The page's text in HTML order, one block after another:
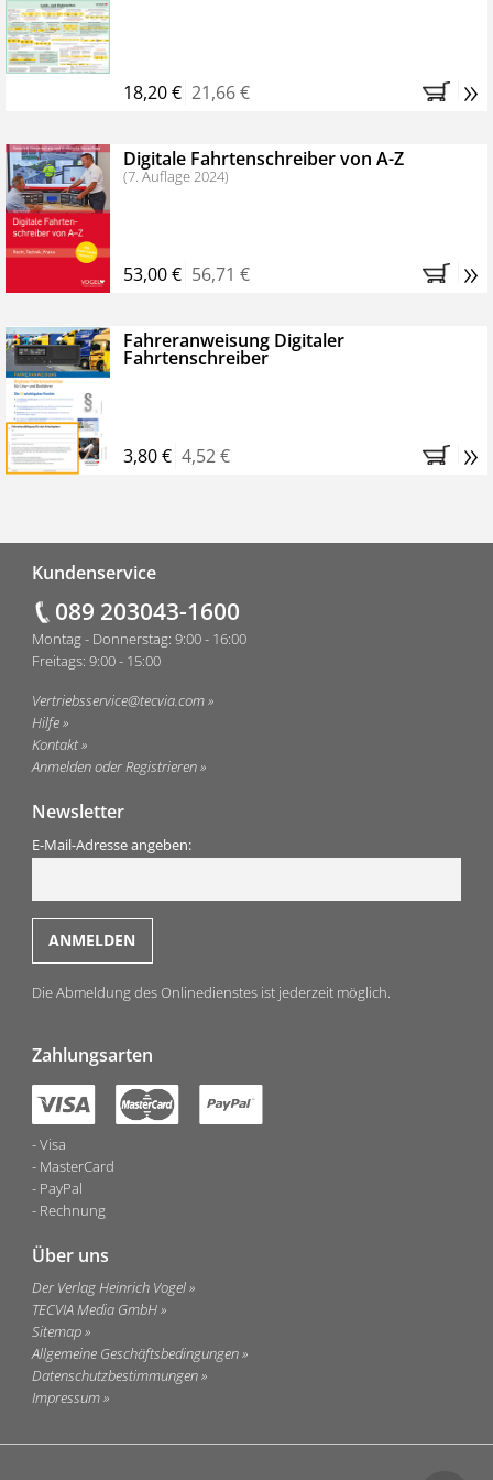
Bestellen Sie jetzt das VerkehrsRundschau Profipaket im
Kennenlern-Abo für zwei Monate (inkl. der derzeitig
Monaten brauchen Sie nichts weiter tun, das
Abonnement endet automatisch, es entstehen keine
weiteren Verpflichtungen.
18,20 € 21,66 € »
Digitale Fahrtenschreiber von A-Z
(7. Auflage 2024)
53,00 € 56,71 € »
Fahreranweisung Digitaler
Fahrtenschreiber
3,80 € 4,52 € »
Kundenservice
089 203043-1600
Montag - Donnerstag: 9:00 - 16:00
Freitags: 9:00 - 15:00
Vertriebsservice@tecvia.com
Hilfe
Kontakt
Anmelden oder Registrieren
Newsletter
E-Mail-Adresse angeben:
Die Abmeldung des Onlinedienstes ist jederzeit möglich.
Zahlungsarten
Visa
MasterCard
PayPal
Rechnung
Über uns
Der Verlag Heinrich Vogel
TECVIA Media GmbH
Sitemap
Allgemeine Geschäftsbedingungen
Datenschutzbestimmungen
Impressum